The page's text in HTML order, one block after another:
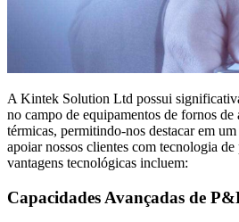
A Kintek Solution Ltd possui
no campo de equipamentos de fornos de
térmicas, permitindo-nos destacar em
apoiar nossos clientes com tecnologia
vantagens tecnológicas incluem:
Capacidades Avançadas de